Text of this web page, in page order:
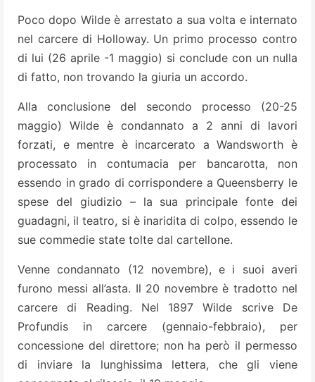
Poco dopo Wilde è arrestato a sua volta e internato
nel carcere di Holloway. Un primo processo contro
di lui (26 aprile -1 maggio) si conclude con un nulla
di fatto, non trovando la giuria un accordo.
Alla conclusione del secondo processo (20-25
maggio) Wilde è condannato a 2 anni di lavori
forzati, e mentre è incarcerato a Wandsworth è
processato in contumacia per bancarotta, non
essendo in grado di corrispondere a Queensberry le
spese del giudizio – la sua principale fonte dei
guadagni, il teatro, si è inaridita di colpo, essendo le
sue commedie state tolte dal cartellone.
Venne condannato (12 novembre), e i suoi averi
furono messi all’asta. Il 20 novembre è tradotto nel
carcere di Reading. Nel 1897 Wilde scrive De
Profundis in carcere (gennaio-febbraio), per
concessione del direttore; non ha però il permesso
di inviare la lunghissima lettera, che gli viene